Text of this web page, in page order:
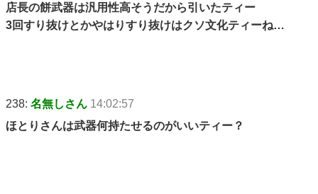
店長の餅武器は汎用性高そうだから引いたティー
3回すり抜けとかやはりすり抜けはクソ文化ティーね…
238: 名無しさん 14:02:57
ほとりさんは武器何持たせるのがいいティー？